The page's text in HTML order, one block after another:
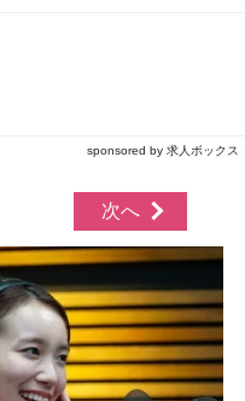
sponsored by 求人ボックス
次へ